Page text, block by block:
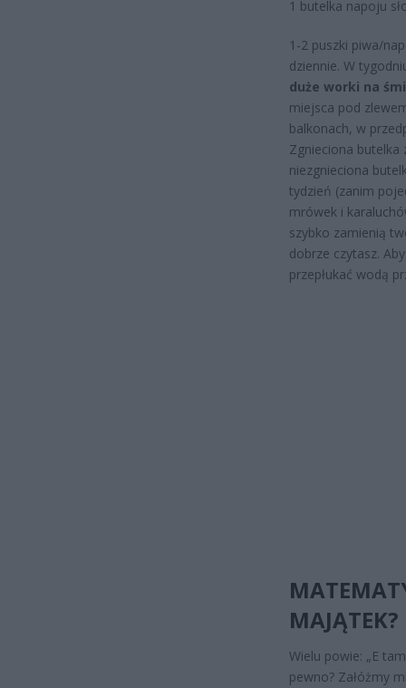
1 butelka napoju
1-2 puszki piwa/
dziennie. W
duże worki na
miejsca pod
balkonach, w
Zgnieciona butelka
niezgnieciona
tydzień (zanim
mrówek i
szybko zamienią
dobrze czytasz.
przepłukać wodą
Wielu powie: „E
pewno? Załóżmy